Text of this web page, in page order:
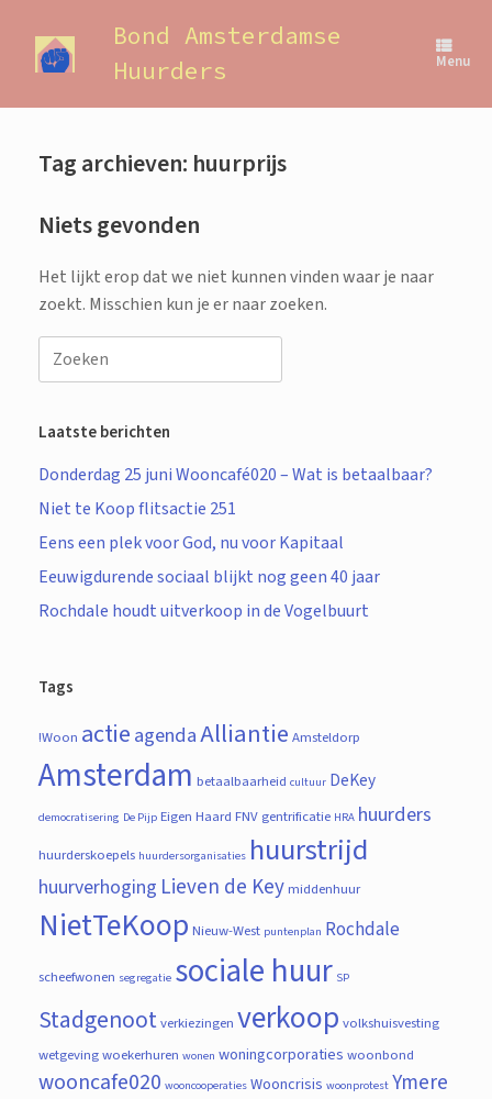
inhoud
Bond Amsterdamse
Huurders
Menu
Tag archieven: huurprijs
Niets gevonden
Het lijkt erop dat we niet kunnen vinden waar je naar
zoekt. Misschien kun je er naar zoeken.
Zoeken
naar:
Laatste berichten
Donderdag 25 juni Wooncafé020 – Wat is betaalbaar?
Niet te Koop flitsactie 251
Eens een plek voor God, nu voor Kapitaal
Eeuwigdurende sociaal blijkt nog geen 40 jaar
Rochdale houdt uitverkoop in de Vogelbuurt
Tags
!Woon actieagendaAlliantie Amsteldorp
Amsterdam betaalbaarheid cultuur DeKey
democratisering De Pijp Eigen Haard FNV gentrificatie HRA huurders
huurderskoepels huurdersorganisaties huurstrijd
huurverhoging Lieven de Key middenhuur
NietTeKoop Nieuw-West puntenplan Rochdale
scheefwonen segregatie sociale huur SP
Stadgenootverkiezingen verkoop volkshuisvesting
wetgevingwoekerhuren wonen woningcorporaties woonbond
wooncafe020 wooncooperaties Wooncrisis woonprotest Ymere